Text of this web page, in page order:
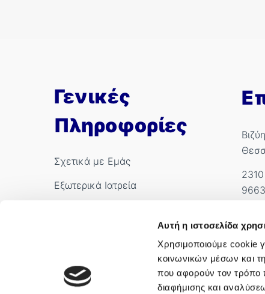
Αυτή η ιστοσελίδα
Χρησιμοποιούμε cookie
κοινωνικών μέσων και
που αφορούν τον τρόπο
διαφήμισης και
Γενικές
Πληροφορίες
Σχετικά με Εμάς
Εξωτερικά Ιατρεία
Αρ.